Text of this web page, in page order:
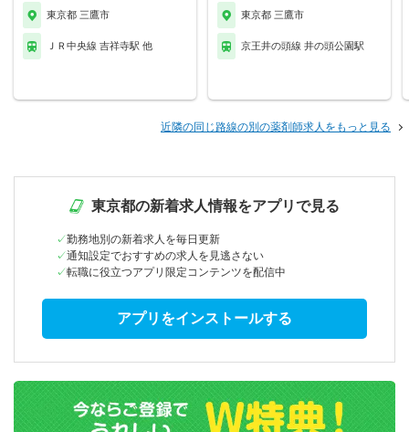
東京都 三鷹市
ＪＲ中央線 吉祥寺駅 他
東京都 三鷹市
京王井の頭線 井の頭公園駅
近隣の同じ路線の別の薬剤師求人をもっと見る
東京都の新着求人情報をアプリで見る
勤務地別の新着求人を毎日更新
通知設定でおすすめの求人を見逃さない
転職に役立つアプリ限定コンテンツを配信中
アプリをインストールする